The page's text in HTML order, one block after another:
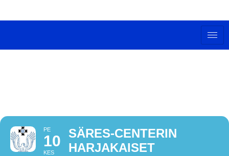
PE
10
KES
SÄRES-CENTERIN
HARJAKAISET